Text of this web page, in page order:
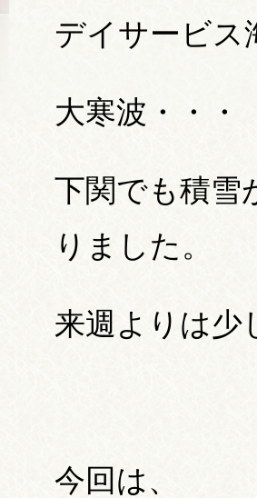
デイサービ
大寒波・・・
下関でも積雪
りました。
来週よりは少
今回は、